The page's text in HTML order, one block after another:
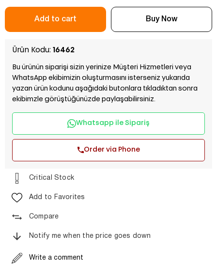
Ürün Kodu: 16462
Bu ürünün siparişi sizin yerinize Müşteri Hizmetleri veya
WhatsApp ekibimizin oluşturmasını isterseniz yukarıda
yazan ürün kodunu aşağıdaki butonlara tıkladıktan sonra
ekibimzle görüştüğünüzde paylaşabilirsiniz.
Whatsapp ile Sipariş
Order via Phone
Critical Stock
Add to Favorites
Compare
Notify me when the price goes down
Write a comment